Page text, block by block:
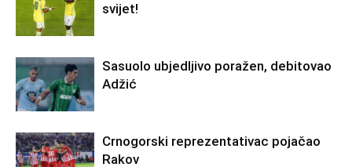
svijet!
Sasuolo ubjedljivo poražen, debitovao
Adžić
Crnogorski reprezentativac pojačao
Rakov